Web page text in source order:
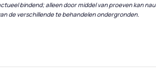
bindend; alleen door middel van proeven kan
de verschillende te behandelen ondergronden.